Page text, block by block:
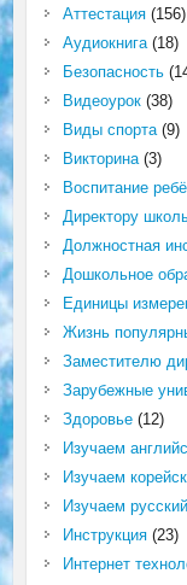
Аттестация(156)
Аудиокнига(18)
Безопасность
Видеоурок(38)
Виды спорта(9)
Викторина(3)
Воспитание
Директору
Должностная
Дошкольное
Единицы
Жизнь
Заместителю
Зарубежные
Здоровье(12)
Изучаем
Изучаем
Изучаем
Инструкция(23)
Интернет